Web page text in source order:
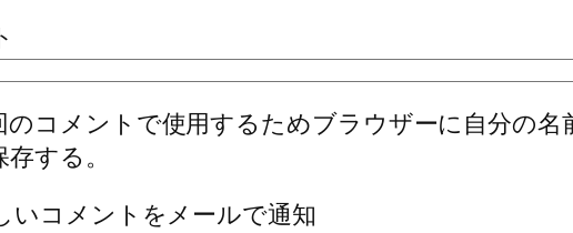
のコメントで使用するためブラウザーに自分の名
する。
いコメントをメールで通知